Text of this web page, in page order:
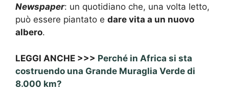
Newspaper: un quotidiano che, una volta letto,
può essere piantato e dare vita a un nuovo
albero.
LEGGI ANCHE >>> Perché in Africa si sta
costruendo una Grande Muraglia Verde di
8.000 km?